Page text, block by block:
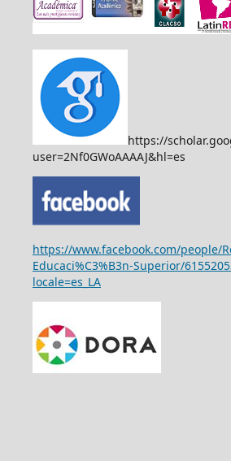
https://
user=2Nf0GWoAAAAJ&hl=es
https://www.facebook.com/people/
Educaci%C3%B3n-Superior/
locale=es_LA